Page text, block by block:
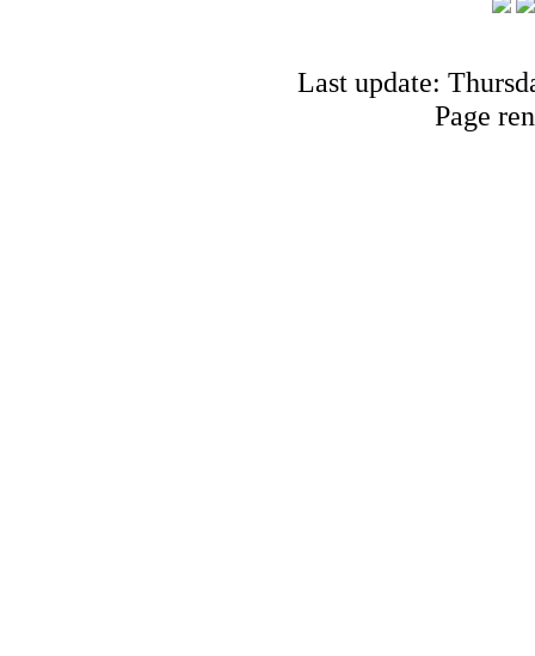
Last update:
Page